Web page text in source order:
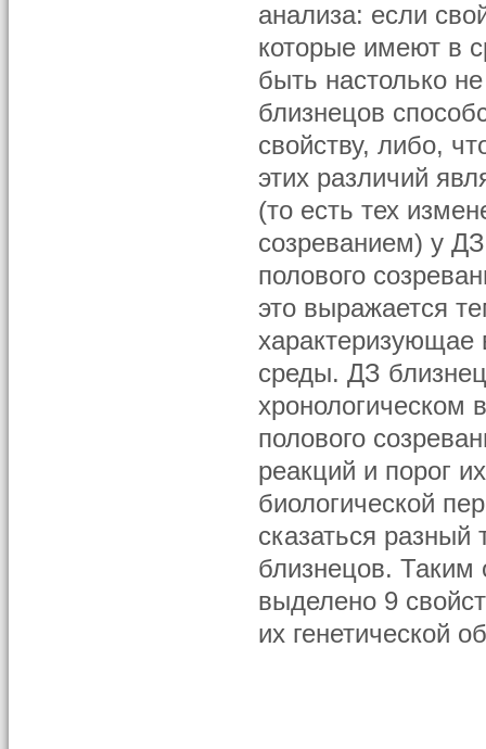
анализа: если
которые имеют в
быть настолько
близнецов
свойству, либо,
этих различий
(то есть тех
созреванием) у
полового
это выражается
характеризующае
среды. ДЗ
хронологическом
полового
реакций и порог
биологической
сказаться
близнецов. Таким
выделено 9
их генетической